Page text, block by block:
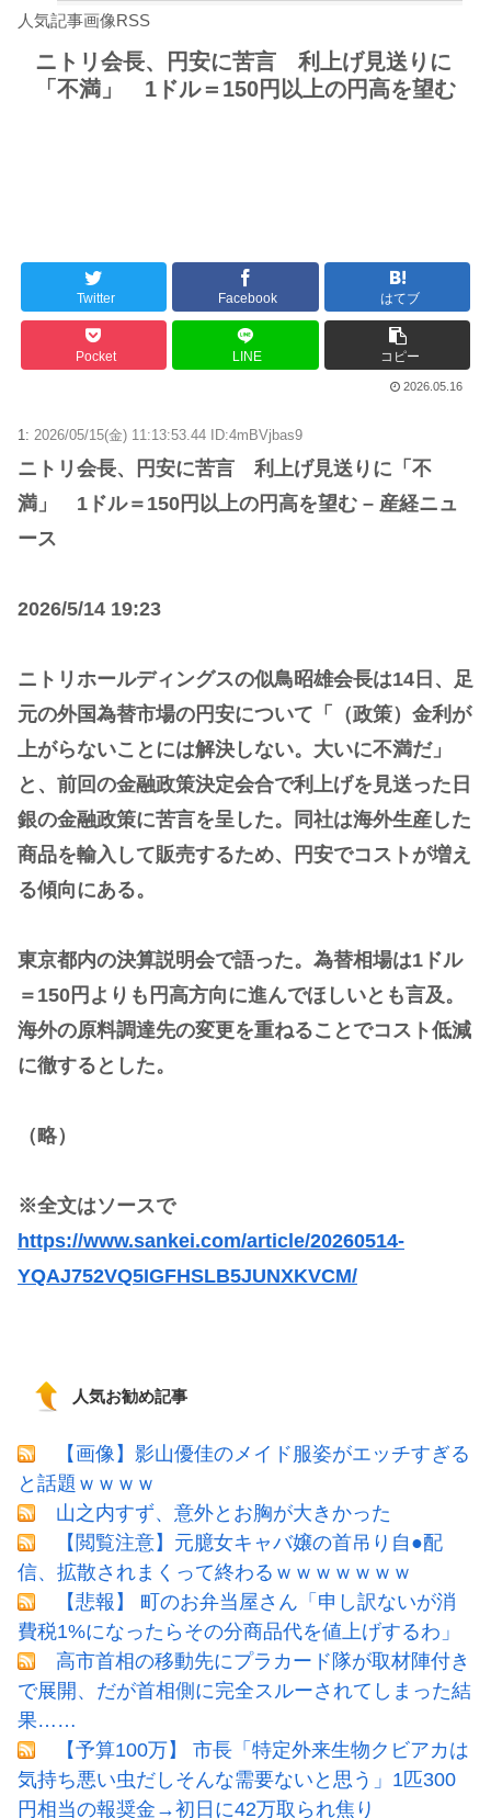
Powered by livedoor 相互RSS
【かっけぇ…】あのまとめ管理人が“世の中お金じゃない”に共感‥‥「お金で忖度ばか...
8/4のニュース
Powered by livedoor 相互RSS
人気記事画像RSS
ニトリ会長、円安に苦言 利上げ見送りに
「不満」 1ドル＝150円以上の円高を望む
Twitter Facebook はてブ
Pocket LINE コピー
2026.05.16
1: 2026/05/15(金) 11:13:53.44 ID:4mBVjbas9
ニトリ会長、円安に苦言 利上げ見送りに「不
満」 1ドル＝150円以上の円高を望む – 産経ニュ
ース
2026/5/14 19:23
ニトリホールディングスの似鳥昭雄会長は14日、足
元の外国為替市場の円安について「（政策）金利が
上がらないことには解決しない。大いに不満だ」
と、前回の金融政策決定会合で利上げを見送った日
銀の金融政策に苦言を呈した。同社は海外生産した
商品を輸入して販売するため、円安でコストが増え
る傾向にある。
東京都内の決算説明会で語った。為替相場は1ドル
＝150円よりも円高方向に進んでほしいとも言及。
海外の原料調達先の変更を重ねることでコスト低減
に徹するとした。
（略）
※全文はソースで
https://www.sankei.com/article/20260514-
YQAJ752VQ5IGFHSLB5JUNXKVCM/
人気お勧め記事
【画像】影山優佳のメイド服姿がエッチすぎる
と話題ｗｗｗｗ
山之内すず、意外とお胸が大きかった
【閲覧注意】元臆女キャバ嬢の首吊り自●配
信、拡散されまくって終わるｗｗｗｗｗｗｗ
【悲報】 町のお弁当屋さん「申し訳ないが消
費税1%になったらその分商品代を値上げするわ」
高市首相の移動先にプラカード隊が取材陣付き
で展開、だが首相側に完全スルーされてしまった結
果……
【予算100万】 市長「特定外来生物クビアカは
気持ち悪い虫だしそんな需要ないと思う」1匹300
円相当の報奨金→初日に42万取られ焦り